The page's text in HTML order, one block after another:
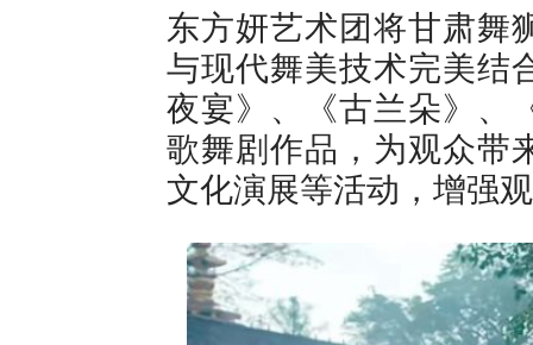
东方妍艺术团将甘肃舞
与现代舞美技术完美结
夜宴》、《古兰朵》、
歌舞剧作品，为观众带
文化演展等活动，增强